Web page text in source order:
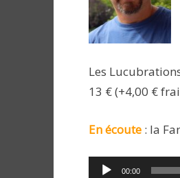
Les
13 € (+4,00 €
En écoute : la
Lecteur00:00